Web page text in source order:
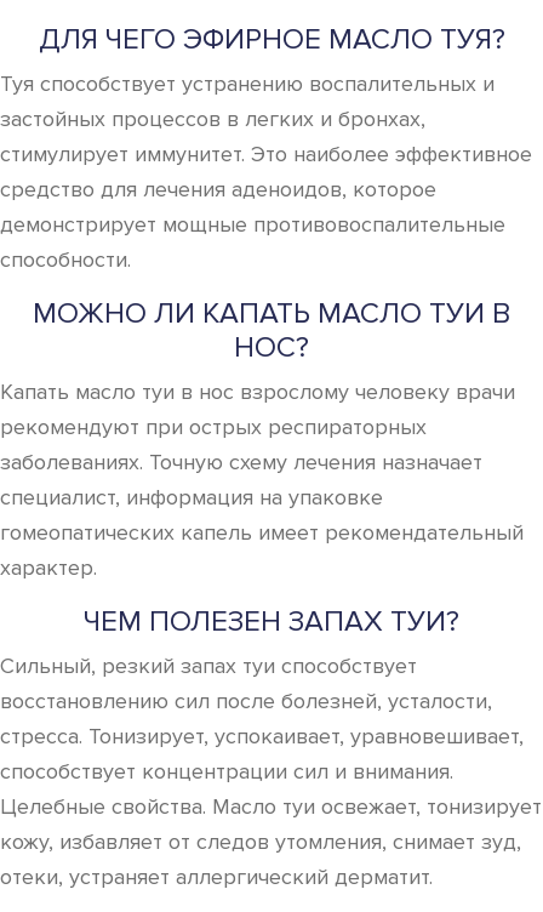
ДЛЯ ЧЕГО ЭФИРНОЕ МАСЛО ТУЯ?
Туя способствует устранению воспалительных и
застойных процессов в легких и бронхах,
стимулирует иммунитет. Это наиболее эффективное
средство для лечения аденоидов, которое
демонстрирует мощные противовоспалительные
способности.
МОЖНО ЛИ КАПАТЬ МАСЛО ТУИ В
НОС?
Капать масло туи в нос взрослому человеку врачи
рекомендуют при острых респираторных
заболеваниях. Точную схему лечения назначает
специалист, информация на упаковке
гомеопатических капель имеет рекомендательный
характер.
ЧЕМ ПОЛЕЗЕН ЗАПАХ ТУИ?
Сильный, резкий запах туи способствует
восстановлению сил после болезней, усталости,
стресса. Тонизирует, успокаивает, уравновешивает,
способствует концентрации сил и внимания.
Целебные свойства. Масло туи освежает, тонизирует
кожу, избавляет от следов утомления, снимает зуд,
отеки, устраняет аллергический дерматит.